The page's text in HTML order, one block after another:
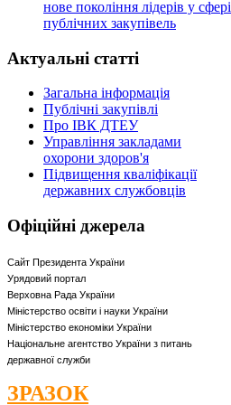
нове покоління лідерів у сфері
публічних закупівель
Актуальні статті
Загальна інформація
Публічні закупівлі
Про ІВК ДТЕУ
Управління закладами
охорони здоров'я
Підвищення кваліфікації
державних службовців
Офіційні джерела
Сайт Президента України
Урядовий портал
Верховна Рада України
Міністерство освіти і науки України
Міністерство економіки України
Національне агентство України з питань
державної служби
ЗРАЗОК